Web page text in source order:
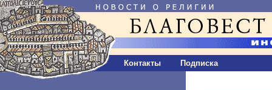
Контакты Подписка